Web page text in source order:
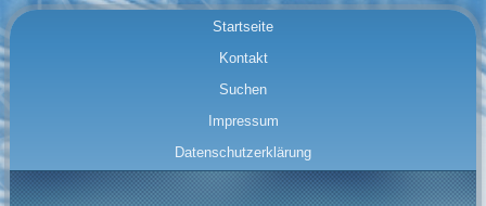
Startseite
Kontakt
Suchen
Impressum
Datenschutzerklärung